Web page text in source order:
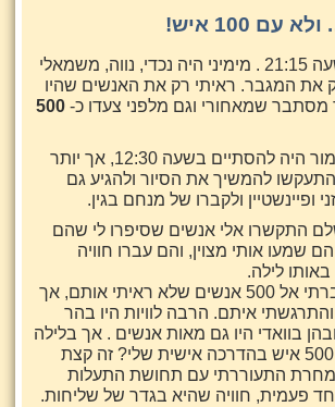
100 איש!
הסיור החל בשעה 21:15 . מימיני היה נכדי, נווה, משמאלי
את המגבר. ראיתי רק את האנשים שהיו
מסתבר שמאחורי וגם מלפני צעדו כ- 500
הסיור אמנם אמור היה להסתיים בשעה 12:30, אך יותר
התעקשו להמשיך את הסיור ולהגיע גם
ופיינשטיין ולקברו של מנחם בגין.
התקשרו אלי אנשים שסיפרו לי שהם
שמעו אותי מצוין, והם עברו חוויה
לילה.
באותו לילה דיברתי אל 500 אנשים שלא ראיתי אותם, אך
איתם. הרבה לוויות היו בהר
בוואדי היו גם מאות אנשים . אך בלילה
בבית הקברות 500 איש בהדרכה אישית שלי? זה קצת
למחרת התעוררתי עם תחושת התעלות
חד פעמית, חוויה שהיא בגדר של שליחות.